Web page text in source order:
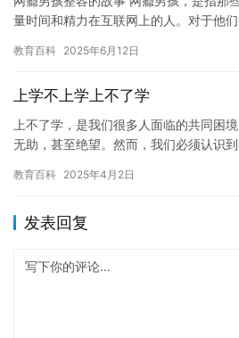
量时间和精力在互联网上的人。对于他
化。 …
教育百科 2025年6月12日
上学不上学上不了学
上不了学，是我们很多人面临的共同困
无助，甚至绝望。然而，我们必须认识
先，我…
教育百科 2025年4月2日
发表回复